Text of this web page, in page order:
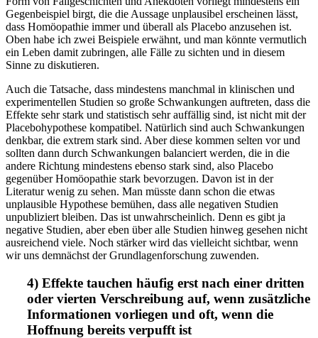
Gegenbeispiel birgt, die die Aussage unplausibel erscheinen lässt,
dass Homöopathie immer und überall als Placebo anzusehen ist.
Oben habe ich zwei Beispiele erwähnt, und man könnte vermutlich
ein Leben damit zubringen, alle Fälle zu sichten und in diesem
Sinne zu diskutieren.
Auch die Tatsache, dass mindestens manchmal in klinischen und
experimentellen Studien so große Schwankungen auftreten, dass die
Effekte sehr stark und statistisch sehr auffällig sind, ist nicht mit der
Placebohypothese kompatibel. Natürlich sind auch Schwankungen
denkbar, die extrem stark sind. Aber diese kommen selten vor und
sollten dann durch Schwankungen balanciert werden, die in die
andere Richtung mindestens ebenso stark sind, also Placebo
gegenüber Homöopathie stark bevorzugen. Davon ist in der
Literatur wenig zu sehen. Man müsste dann schon die etwas
unplausible Hypothese bemühen, dass alle negativen Studien
unpubliziert bleiben. Das ist unwahrscheinlich. Denn es gibt ja
negative Studien, aber eben über alle Studien hinweg gesehen nicht
ausreichend viele. Noch stärker wird das vielleicht sichtbar, wenn
wir uns demnächst der Grundlagenforschung zuwenden.
4) Effekte tauchen häufig erst nach einer dritten
oder vierten Verschreibung auf, wenn zusätzliche
Informationen vorliegen und oft, wenn die
Hoffnung bereits verpufft ist